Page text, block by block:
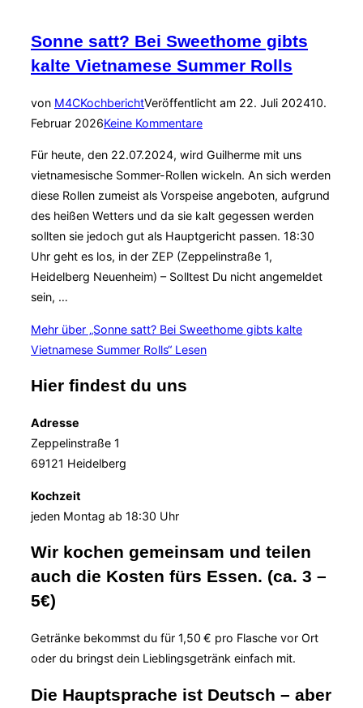
Sonne satt? Bei Sweethome gibts
kalte Vietnamese Summer Rolls
von M4CKochberichtVeröffentlicht am 22. Juli 202410.
Februar 2026Keine Kommentare
Für heute, den 22.07.2024, wird Guilherme mit uns
vietnamesische Sommer-Rollen wickeln. An sich werden
diese Rollen zumeist als Vorspeise angeboten, aufgrund
des heißen Wetters und da sie kalt gegessen werden
sollten sie jedoch gut als Hauptgericht passen. 18:30
Uhr geht es los, in der ZEP (Zeppelinstraße 1,
Heidelberg Neuenheim) – Solltest Du nicht angemeldet
sein, …
Mehr über „Sonne satt? Bei Sweethome gibts kalte
Vietnamese Summer Rolls“ Lesen
Hier findest du uns
Adresse
Zeppelinstraße 1
69121 Heidelberg
Kochzeit
jeden Montag ab 18:30 Uhr
Wir kochen gemeinsam und teilen
auch die Kosten fürs Essen. (ca. 3 –
5€)
Getränke bekommst du für 1,50 € pro Flasche vor Ort
oder du bringst dein Lieblingsgetränk einfach mit.
Die Hauptsprache ist Deutsch – aber